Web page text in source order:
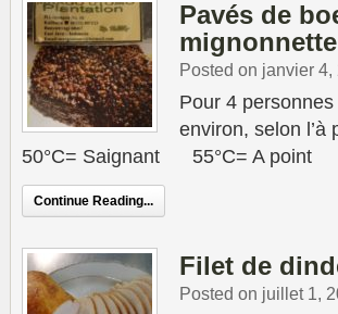
Pavés de
Posted on janvier 4,
Pour 4
environ, selon
50°C= Saignant 55°C= A
Continue Reading...
Filet de
Posted on juillet 1,